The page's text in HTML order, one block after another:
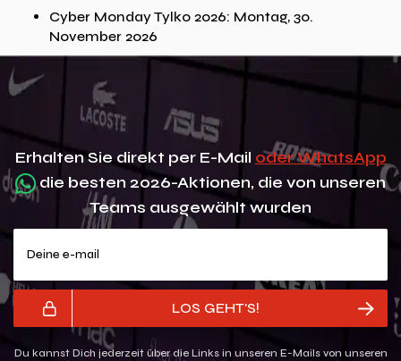
Cyber Monday Tylko 2026: Montag, 30.
November 2026
Erhalten Sie direkt per E-Mail oder WhatsApp
die besten 2026-Aktionen, die von unseren
Teams ausgewählt wurden
LOS GEHT'S!
Du kannst Dich jederzeit über die Links in unseren E-Mails von unseren